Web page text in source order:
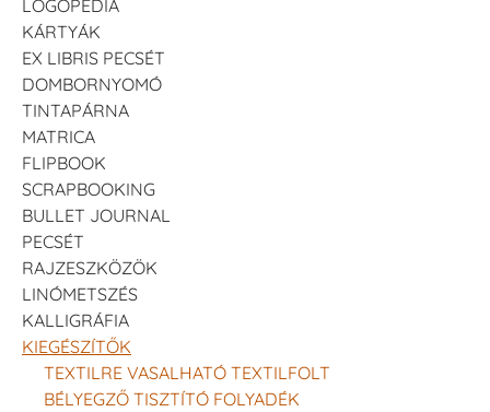
LOGOPÉDIA
KÁRTYÁK
EX LIBRIS PECSÉT
DOMBORNYOMÓ
TINTAPÁRNA
MATRICA
FLIPBOOK
SCRAPBOOKING
BULLET JOURNAL
PECSÉT
RAJZESZKÖZÖK
LINÓMETSZÉS
KALLIGRÁFIA
KIEGÉSZÍTŐK
TEXTILRE VASALHATÓ TEXTILFOLT
BÉLYEGZŐ TISZTÍTÓ FOLYADÉK